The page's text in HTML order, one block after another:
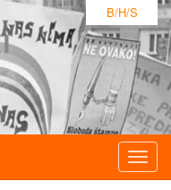
B/H/S